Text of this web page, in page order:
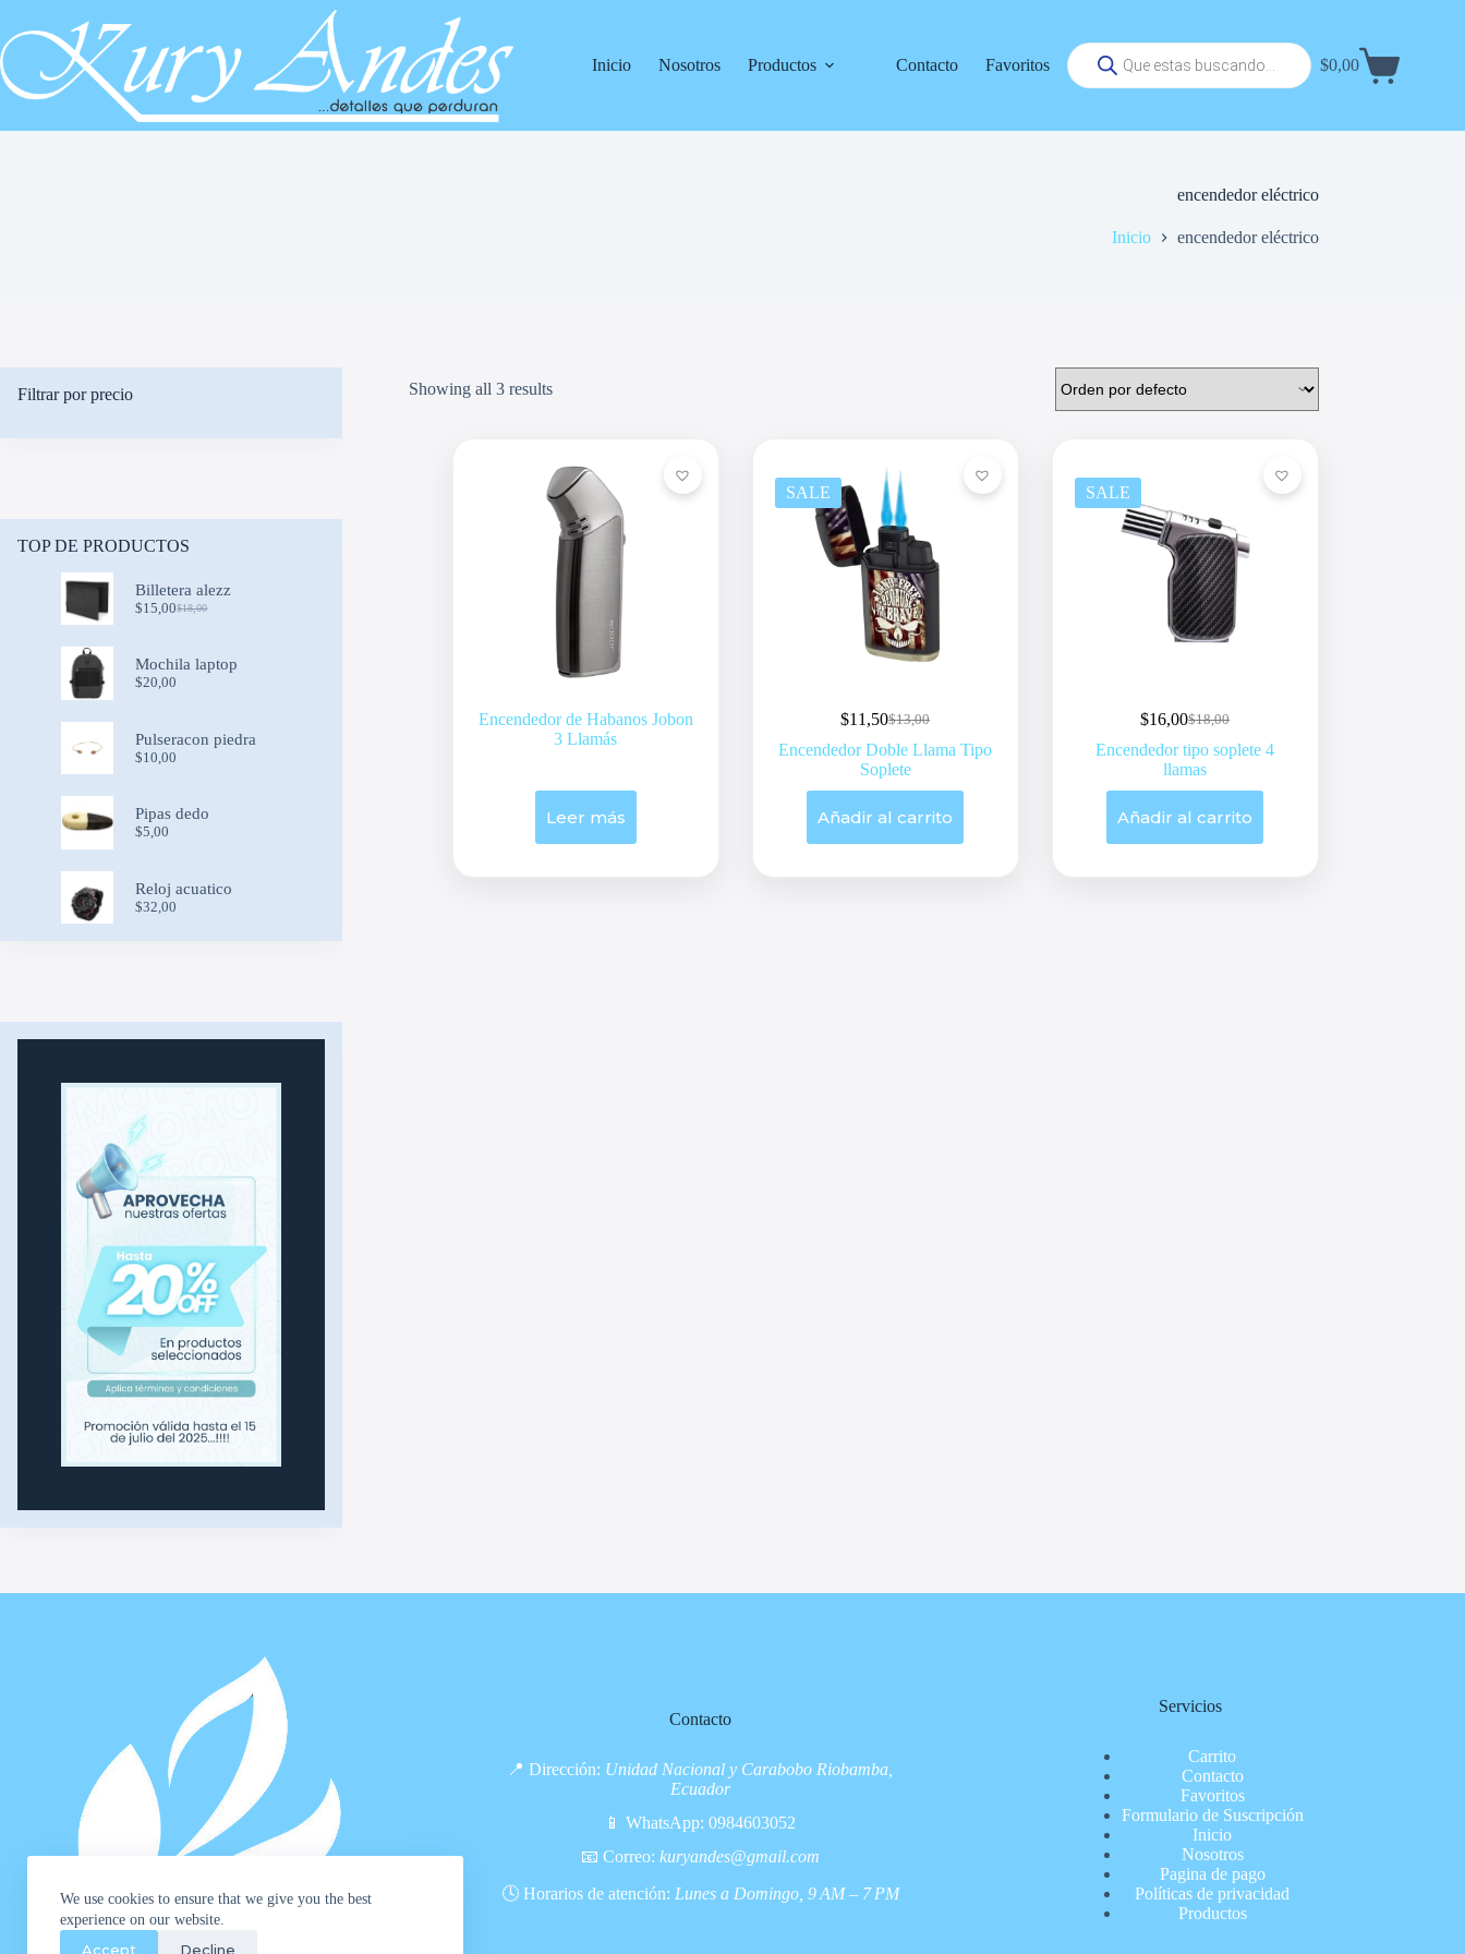
contenido
We use cookies to ensure that we give you the best
experience on our website.
Accept Decline
Inicio Nosotros Productos Contacto Favoritos
Búsqueda
de
productos
Carrito
$0,00
encendedor eléctrico
Inicio encendedor eléctrico
Showing all 3 results
Encendedor de Habanos Jobon
3 Llamás
Leer más
SALE
$13,00
Original
price
was:
$13,00.
$11,50Current
price
is:
$11,50.
Encendedor Doble Llama Tipo
Soplete
Añadir al carrito
SALE
$18,00
Original
price
was:
$18,00.
$16,00Current
price
is:
$16,00.
Encendedor tipo soplete 4
llamas
Añadir al carrito
Filtrar por precio
TOP DE PRODUCTOS
Billetera alezz
$18,00
Original
$18,00.
$15,00Current
$15,00.
Mochila laptop
$20,00
Pulseracon piedra
$10,00
Pipas dedo
$5,00
Reloj acuatico
$32,00
Contacto
📍 Dirección: Unidad Nacional y Carabobo Riobamba,
Ecuador
📱 WhatsApp: 0984603052
📧 Correo: kuryandes@gmail.com
🕓 Horarios de atención: Lunes a Domingo, 9 AM – 7 PM
Servicios
Carrito
Contacto
Favoritos
Formulario de Suscripción
Inicio
Nosotros
Pagina de pago
Políticas de privacidad
Productos